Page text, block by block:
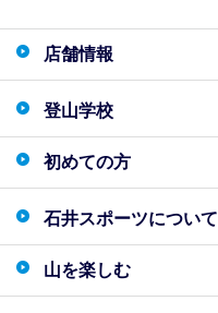
店舗情報
登山学校
初めての方
石井スポーツについて
山を楽しむ